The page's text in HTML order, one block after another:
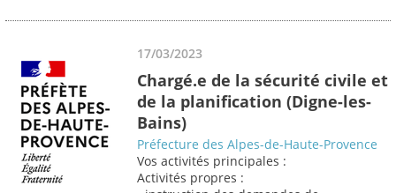
17/03/2023
Chargé.e de la sécurité civile et
de la planification (Digne-les-
Bains)
Préfecture des Alpes-de-Haute-Provence
Vos activités principales :
Activités propres :